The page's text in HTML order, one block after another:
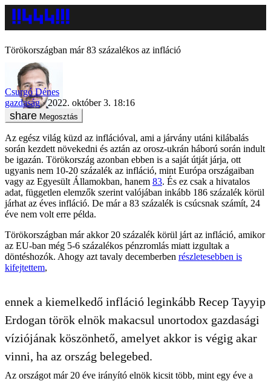
Törökországban már 83 százalékos az infláció
Csurgó Dénes
gazdaság
2022. október 3. 18:16
Megosztás
Az egész világ küzd az inflációval, ami a járvány utáni kilábalás
során kezdett növekedni és aztán az orosz-ukrán háború során indult
be igazán. Törökország azonban ebben is a saját útját járja, ott
ugyanis nem 10-20 százalék az infláció, mint Európa országaiban
vagy az Egyesült Államokban, hanem 83. És ez csak a hivatalos
adat, független elemzők szerint valójában inkább 186 százalék körül
járhat az éves infláció. De már a 83 százalék is csúcsnak számít, 24
éve nem volt erre példa.
Törökországban már akkor 20 százalék körül járt az infláció, amikor
az EU-ban még 5-6 százalékos pénzromlás miatt izgultak a
döntéshozók. Ahogy azt tavaly decemberben részletesebben is
kifejtettem,
ennek a kiemelkedő infláció leginkább Recep Tayyip
Erdogan török elnök makacsul unortodox gazdasági
víziójának köszönhető, amelyet akkor is végig akar
vinni, ha az ország belegebed.
Az országot már 20 éve irányító elnök kicsit több, mint egy éve a